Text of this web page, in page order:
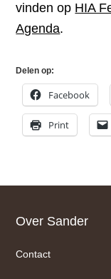
vinden op HIA
Agenda.
Delen op:
Facebook
Print
Footer
Over Sander
Contact